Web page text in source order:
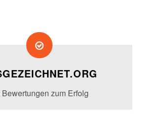
Bewertungen zum Erfolg